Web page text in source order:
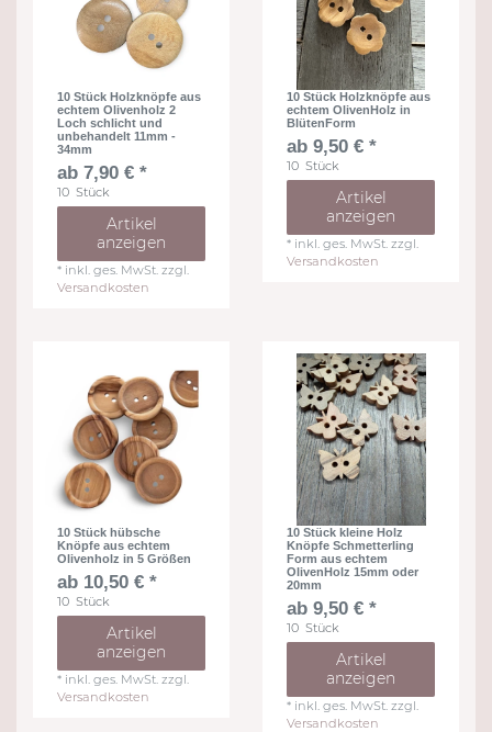
10 Stück Holzknöpfe aus
echtem Olivenholz 2
Loch schlicht und
unbehandelt 11mm -
34mm
ab 7,90 € *
10 Stück
Artikel
anzeigen
* inkl. ges. MwSt. zzgl.
Versandkosten
10 Stück Holzknöpfe aus
echtem OlivenHolz in
BlütenForm
ab 9,50 € *
10 Stück
Artikel
anzeigen
* inkl. ges. MwSt. zzgl.
Versandkosten
10 Stück hübsche
Knöpfe aus echtem
Olivenholz in 5 Größen
ab 10,50 € *
10 Stück
Artikel
anzeigen
* inkl. ges. MwSt. zzgl.
Versandkosten
10 Stück kleine Holz
Knöpfe Schmetterling
Form aus echtem
OlivenHolz 15mm oder
20mm
ab 9,50 € *
10 Stück
Artikel
anzeigen
* inkl. ges. MwSt. zzgl.
Versandkosten